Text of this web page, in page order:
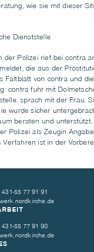
wie sie mit dieser
Dienststelle
der Polizei rief bei contra
die aus der
Faltblatt von contra und
contra fuhr mit
sprach mit der Frau.
wurde sicher
beraten und
Polizei als Zeugin
Verfahren ist in der
431-55 77 91 91
431-55 77 91 90